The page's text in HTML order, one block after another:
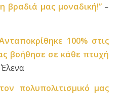
βραδιά μας μοναδική!”–
100% στις
βοήθησε σε κάθε πτυχή
πολυπολιτισμικό μας